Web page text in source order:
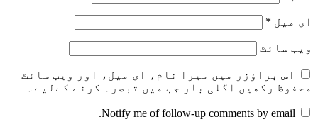
ای میل *
ویب‌ سائٹ
اس براؤزر میں میرا نام، ای میل، اور ویب سائٹ
محفوظ رکھیں اگلی بار جب میں تبصرہ کرنے کےلیے۔
Notify me of follow-up comments by email.